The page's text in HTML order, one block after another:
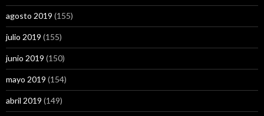
agosto 2019 (155)
julio 2019 (155)
junio 2019 (150)
mayo 2019 (154)
abril 2019 (149)